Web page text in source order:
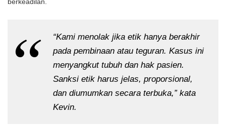
“Kami menolak jika etik hanya berakhir
pada pembinaan atau teguran. Kasus ini
menyangkut tubuh dan hak pasien.
Sanksi etik harus jelas, proporsional,
dan diumumkan secara terbuka,” kata
Kevin.